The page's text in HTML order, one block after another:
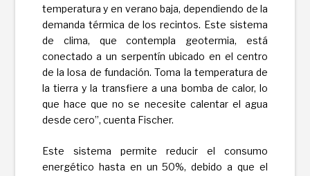
temperatura y en verano baja, dependiendo de la
demanda térmica de los recintos. Este sistema
de clima, que contempla geotermia, está
conectado a un serpentín ubicado en el centro
de la losa de fundación. Toma la temperatura de
la tierra y la transfiere a una bomba de calor, lo
que hace que no se necesite calentar el agua
desde cero”, cuenta Fischer.
Este sistema permite reducir el consumo
energético hasta en un 50%, debido a que el